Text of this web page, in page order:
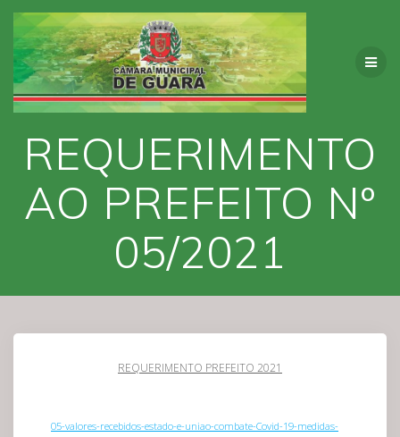
Skip
to
content
REQUERIMENTO
AO PREFEITO Nº
05/2021
REQUERIMENTO PREFEITO 2021
05-valores-recebidos-estado-e-uniao-combate-Covid-19-medidas-